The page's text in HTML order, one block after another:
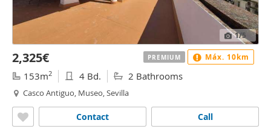
1/5
2,325€
153m2 4 Bd. 2 Bathrooms
Casco Antiguo, Museo, Sevilla
Call
Contact
PREMIUM Máx. 10km